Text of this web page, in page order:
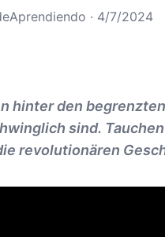
· 4/7/2024
hinter den
sind.
revolutionären